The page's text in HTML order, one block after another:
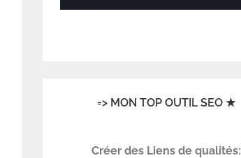
=> MON TOP OUTIL SEO ★
Créer des Liens de qualités: